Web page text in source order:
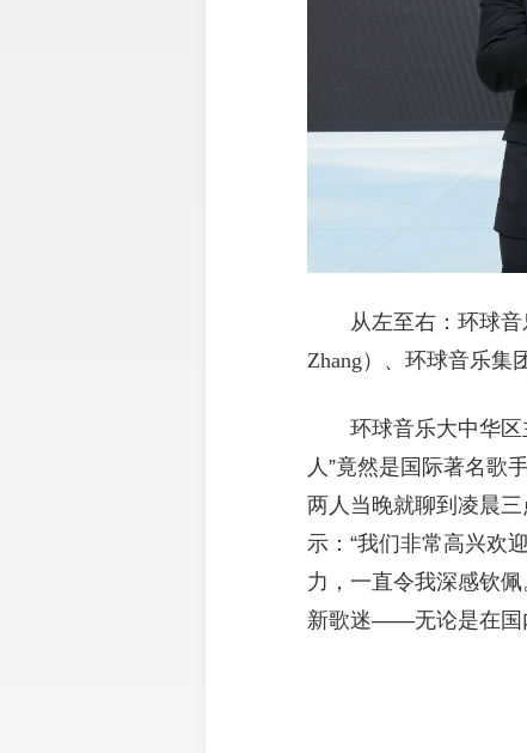
从左至右：环球音
Zhang）、环球音乐集
环球音乐大中华
人”竟然是国际著名歌
两人当晚就聊到凌晨
示：“我们非常高兴欢
力，一直令我深感钦
新歌迷——无论是在国